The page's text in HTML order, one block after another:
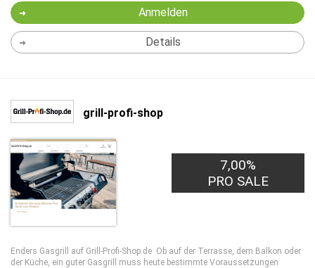
Anmelden
Details
grill-profi-shop
7,00%
PRO SALE
Enders Gasgrill auf Grill-Profi-Shop.de Ob auf der Terrasse, dem Balkon oder
der Küche, ein guter Gasgrill muss heute bestimmte Voraussetzungen